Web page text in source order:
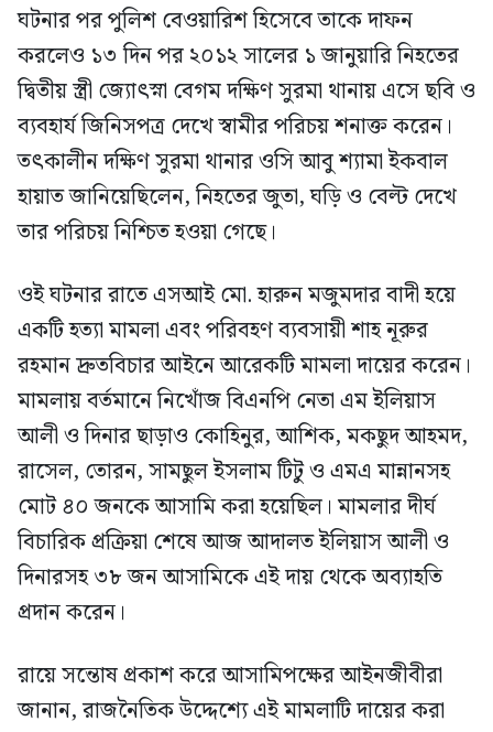
ঘটনার পর পুলিশ বেওয়ারিশ হিসেবে তাকে দাফন
করলেও ১৩ দিন পর ২০১২ সালের ১ জানুয়ারি নিহতের
দ্বিতীয় স্ত্রী জ্যোৎস্না বেগম দক্ষিণ সুরমা থানায় এসে ছবি ও
ব্যবহার্য জিনিসপত্র দেখে স্বামীর পরিচয় শনাক্ত করেন।
তৎকালীন দক্ষিণ সুরমা থানার ওসি আবু শ্যামা ইকবাল
হায়াত জানিয়েছিলেন, নিহতের জুতা, ঘড়ি ও বেল্ট দেখে
তার পরিচয় নিশ্চিত হওয়া গেছে।
ওই ঘটনার রাতে এসআই মো. হারুন মজুমদার বাদী হয়ে
একটি হত্যা মামলা এবং পরিবহণ ব্যবসায়ী শাহ নূরুর
রহমান দ্রুতবিচার আইনে আরেকটি মামলা দায়ের করেন।
মামলায় বর্তমানে নিখোঁজ বিএনপি নেতা এম ইলিয়াস
আলী ও দিনার ছাড়াও কোহিনুর, আশিক, মকছুদ আহমদ,
রাসেল, তোরন, সামছুল ইসলাম টিটু ও এমএ মান্নানসহ
মোট ৪০ জনকে আসামি করা হয়েছিল। মামলার দীর্ঘ
বিচারিক প্রক্রিয়া শেষে আজ আদালত ইলিয়াস আলী ও
দিনারসহ ৩৮ জন আসামিকে এই দায় থেকে অব্যাহতি
প্রদান করেন।
রায়ে সন্তোষ প্রকাশ করে আসামিপক্ষের আইনজীবীরা
জানান, রাজনৈতিক উদ্দেশ্যে এই মামলাটি দায়ের করা